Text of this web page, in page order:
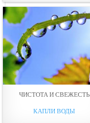
ЧИСТОТА И СВЕЖЕСТЬ
КАПЛИ ВОДЫ